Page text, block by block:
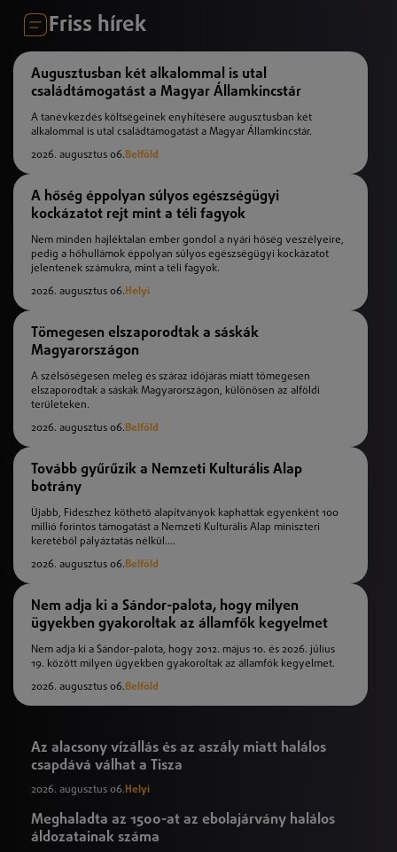
Friss hírek
Augusztusban két alkalommal is utal
családtámogatást a Magyar Államkincstár
A tanévkezdés költségeinek enyhítésére augusztusban két
alkalommal is utal családtámogatást a Magyar Államkincstár.
2026. augusztus 06.Belföld
A hőség éppolyan súlyos egészségügyi
kockázatot rejt mint a téli fagyok
Nem minden hajléktalan ember gondol a nyári hőség veszélyeire,
pedig a hőhullámok éppolyan súlyos egészségügyi kockázatot
jelentenek számukra, mint a téli fagyok.
2026. augusztus 06. Helyi
Tömegesen elszaporodtak a sáskák
Magyarországon
A szélsőségesen meleg és száraz időjárás miatt tömegesen
elszaporodtak a sáskák Magyarországon, különösen az alföldi
területeken.
2026. augusztus 06.Belföld
Tovább gyűrűzik a Nemzeti Kulturális Alap
botrány
Újabb, Fideszhez köthető alapítványok kaphattak egyenként 100
millió forintos támogatást a Nemzeti Kulturális Alap miniszteri
keretéből pályáztatás nélkül....
2026. augusztus 06.Belföld
Nem adja ki a Sándor-palota, hogy milyen
ügyekben gyakoroltak az államfők kegyelmet
Nem adja ki a Sándor-palota, hogy 2012. május 10. és 2026. július
19. között milyen ügyekben gyakoroltak az államfők kegyelmet.
2026. augusztus 06.Belföld
Az alacsony vízállás és az aszály miatt halálos
csapdává válhat a Tisza
2026. augusztus 06. Helyi
Meghaladta az 1500-at az ebolajárvány halálos
áldozatainak száma